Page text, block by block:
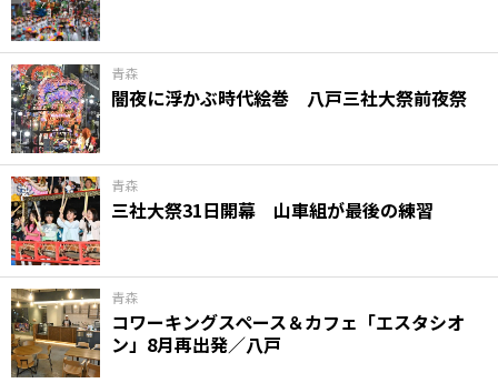
青森
闇夜に浮かぶ時代絵巻 八戸三社大祭前夜祭
青森
三社大祭31日開幕 山車組が最後の練習
青森
コワーキングスペース＆カフェ「エスタシオ
ン」8月再出発／八戸